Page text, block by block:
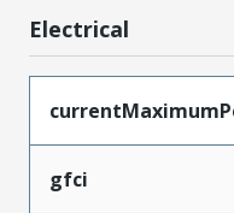
Electrical
gfci